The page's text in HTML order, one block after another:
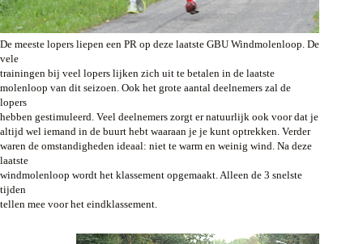
De meeste lopers liepen een PR op deze laatste GBU Windmolenloop. De
vele
trainingen bij veel lopers lijken zich uit te betalen in de laatste
molenloop van dit seizoen. Ook het grote aantal deelnemers zal de
lopers
hebben gestimuleerd. Veel deelnemers zorgt er natuurlijk ook voor dat je
altijd wel iemand in de buurt hebt waaraan je je kunt optrekken. Verder
waren de omstandigheden ideaal: niet te warm en weinig wind. Na deze
laatste
windmolenloop wordt het klassement opgemaakt. Alleen de 3 snelste
tijden
tellen mee voor het eindklassement.